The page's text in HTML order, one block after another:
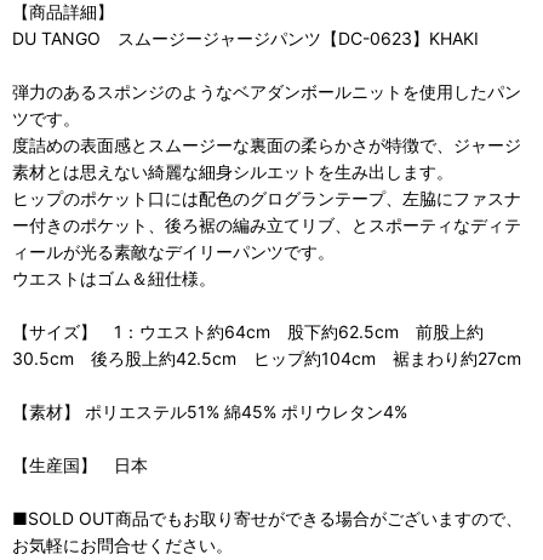
【商品詳細】
DU TANGO スムージージャージパンツ【DC-0623】KHAKI
弾力のあるスポンジのようなベアダンボールニットを使用したパン
ツです。
度詰めの表面感とスムージーな裏面の柔らかさが特徴で、ジャージ
素材とは思えない綺麗な細身シルエットを生み出します。
ヒップのポケット口には配色のグログランテープ、左脇にファスナ
ー付きのポケット、後ろ裾の編み立てリブ、とスポーティなディテ
ィールが光る素敵なデイリーパンツです。
ウエストはゴム＆紐仕様。
【サイズ】 1：ウエスト約64cm 股下約62.5cm 前股上約
30.5cm 後ろ股上約42.5cm ヒップ約104cm 裾まわり約27cm
【素材】 ポリエステル51% 綿45% ポリウレタン4%
【生産国】 日本
■SOLD OUT商品でもお取り寄せができる場合がございますので、
お気軽にお問合せください。